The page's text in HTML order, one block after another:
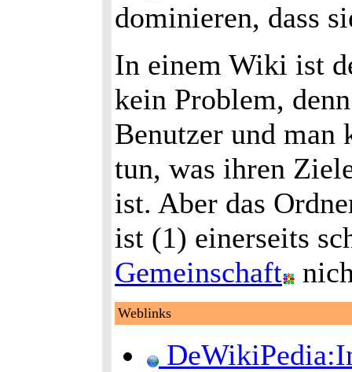
dominieren, dass
In einem Wiki ist
kein Problem,
Benutzer und man
tun, was ihren
ist. Aber das
ist (1) einerseits
Gemeinschaft
Weblinks